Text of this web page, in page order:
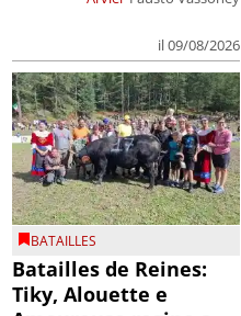
il 09/08/2026
BATAILLES
Batailles de Reines:
Tiky, Alouette e